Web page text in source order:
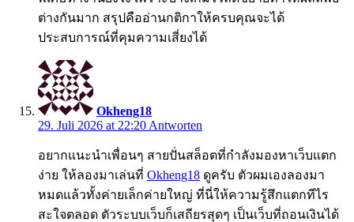
ต่างกันมาก สรุปคืออ่านกติกาให้ครบคุณจะได้
ประสบการณ์ที่คุมความเสี่ยงได้
Okheng18
29. Juli 2026 at 22:20 Antworten
อยากแนะนำเพื่อนๆ สายปั่นสล็อตที่กำลังมองหาเว็บแตก
ง่าย ให้ลองมาเล่นที่ Okheng18 ดูครับ ตัวผมเองลองมา
หมดแล้วทั้งค่ายเล็กค่ายใหญ่ ที่นี่ให้ความรู้สึกแตกทีไร
สะใจตลอด ตัวระบบเว็บก็เสถียรสุดๆ เป็นเว็บที่ถอนเงินได้